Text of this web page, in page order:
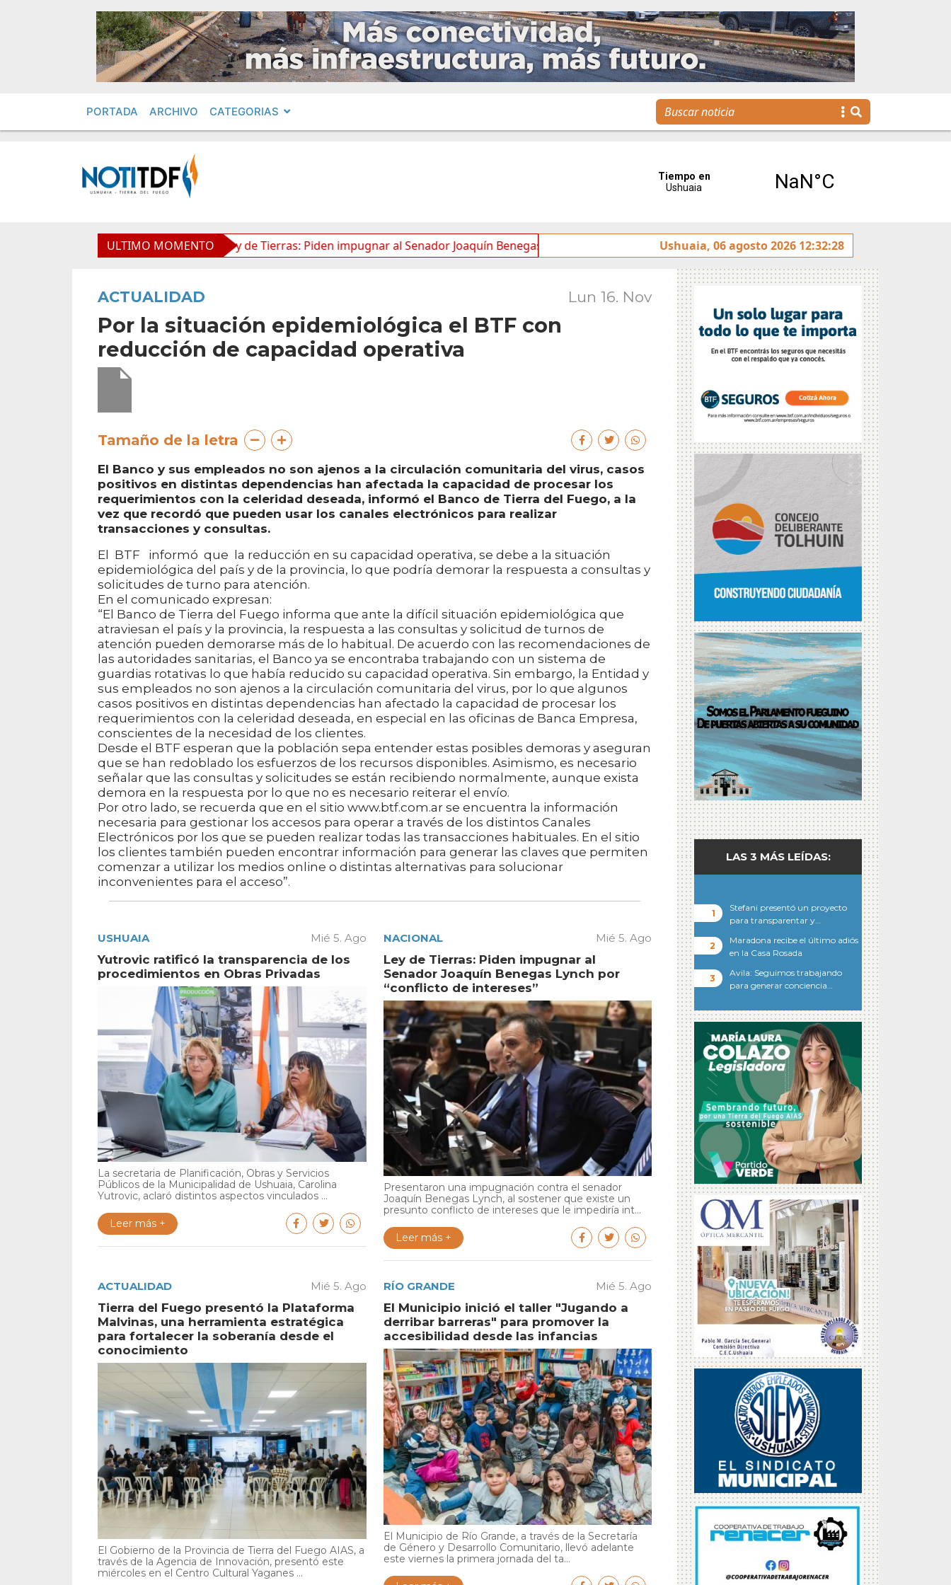
PORTADA ARCHIVO CATEGORIAS
ULTIMO MOMENTO
en Obras Privadas Ley de Tierras: Piden impugnar al Senador Joaquín Benegas Lynch por “conflicto de intereses” Tierra del Fuego presentó la Plataforma
Ushuaia, 06 agosto 2026 12:32:28
ACTUALIDAD Lun 16. Nov
Por la situación epidemiológica el BTF con
reducción de capacidad operativa
Tamaño de la letra
El Banco y sus empleados no son ajenos a la circulación comunitaria del virus, casos
positivos en distintas dependencias han afectada la capacidad de procesar los
requerimientos con la celeridad deseada, informó el Banco de Tierra del Fuego, a la
vez que recordó que pueden usar los canales electrónicos para realizar
transacciones y consultas.
El BTF informó que la reducción en su capacidad operativa, se debe a la situación
epidemiológica del país y de la provincia, lo que podría demorar la respuesta a consultas y
solicitudes de turno para atención.
En el comunicado expresan:
“El Banco de Tierra del Fuego informa que ante la difícil situación epidemiológica que
atraviesan el país y la provincia, la respuesta a las consultas y solicitud de turnos de
atención pueden demorarse más de lo habitual. De acuerdo con las recomendaciones de
las autoridades sanitarias, el Banco ya se encontraba trabajando con un sistema de
guardias rotativas lo que había reducido su capacidad operativa. Sin embargo, la Entidad y
sus empleados no son ajenos a la circulación comunitaria del virus, por lo que algunos
casos positivos en distintas dependencias han afectado la capacidad de procesar los
requerimientos con la celeridad deseada, en especial en las oficinas de Banca Empresa,
conscientes de la necesidad de los clientes.
Desde el BTF esperan que la población sepa entender estas posibles demoras y aseguran
que se han redoblado los esfuerzos de los recursos disponibles. Asimismo, es necesario
señalar que las consultas y solicitudes se están recibiendo normalmente, aunque exista
demora en la respuesta por lo que no es necesario reiterar el envío.
Por otro lado, se recuerda que en el sitio www.btf.com.ar se encuentra la información
necesaria para gestionar los accesos para operar a través de los distintos Canales
Electrónicos por los que se pueden realizar todas las transacciones habituales. En el sitio
los clientes también pueden encontrar información para generar las claves que permiten
comenzar a utilizar los medios online o distintas alternativas para solucionar
inconvenientes para el acceso”.
USHUAIA Mié 5. Ago
Yutrovic ratificó la transparencia de los
procedimientos en Obras Privadas
La secretaria de Planificación, Obras y Servicios
Públicos de la Municipalidad de Ushuaia, Carolina
Yutrovic, aclaró distintos aspectos vinculados ...
Leer más +
NACIONAL Mié 5. Ago
Ley de Tierras: Piden impugnar al
Senador Joaquín Benegas Lynch por
“conflicto de intereses”
Presentaron una impugnación contra el senador
Joaquín Benegas Lynch, al sostener que existe un
presunto conflicto de intereses que le impediría int...
Leer más +
ACTUALIDAD Mié 5. Ago
Tierra del Fuego presentó la Plataforma
Malvinas, una herramienta estratégica
para fortalecer la soberanía desde el
conocimiento
El Gobierno de la Provincia de Tierra del Fuego AIAS, a
través de la Agencia de Innovación, presentó este
miércoles en el Centro Cultural Yaganes ...
RÍO GRANDE Mié 5. Ago
El Municipio inició el taller "Jugando a
derribar barreras" para promover la
accesibilidad desde las infancias
El Municipio de Río Grande, a través de la Secretaría
de Género y Desarrollo Comunitario, llevó adelante
este viernes la primera jornada del ta...
LAS 3 MÁS LEÍDAS:
Stefani presentó un proyecto
para transparentar y…
Maradona recibe el último adiós
en la Casa Rosada
Avila: Seguimos trabajando
para generar conciencia…